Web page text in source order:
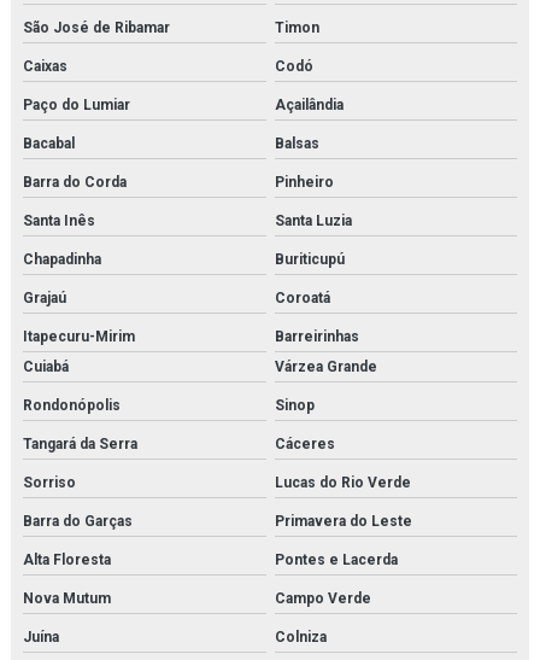
Válvula independente de pressão
Válvula proporcional
Variador de frequência
Vlt danfoss
São José de Ribamar Timon
Caixas Codó
Paço do Lumiar Açailândia
Bacabal Balsas
Barra do Corda Pinheiro
Santa Inês Santa Luzia
Chapadinha Buriticupú
Grajaú Coroatá
Itapecuru-Mirim
Barreirinhas
Cuiabá
Várzea Grande
Rondonópolis Sinop
Tangará da Serra Cáceres
Sorriso Lucas do Rio Verde
Barra do Garças Primavera do Leste
Alta Floresta Pontes e Lacerda
Nova Mutum Campo Verde
Juína Colniza